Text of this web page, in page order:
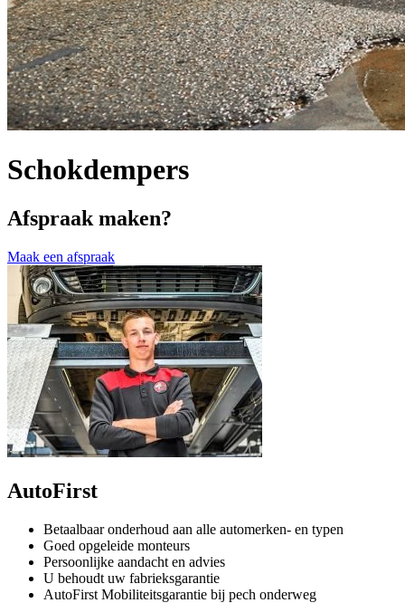
Schokdempers
Afspraak maken?
Maak een afspraak
AutoFirst
Betaalbaar onderhoud aan alle automerken- en typen
Goed opgeleide monteurs
Persoonlijke aandacht en advies
U behoudt uw fabrieksgarantie
AutoFirst Mobiliteitsgarantie bij pech onderweg